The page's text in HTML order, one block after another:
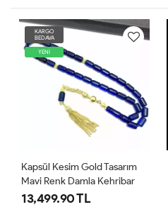
KARGO
BEDAVA
YENİ
Kapsül Kesim Gold Tasarım
Mavi Renk Damla Kehribar
Tesbih
13,499.90 TL